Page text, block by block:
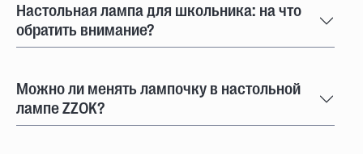
Настольная лампа для школьника: на что
обратить внимание?
Можно ли менять лампочку в настольной
лампе ZZOK?